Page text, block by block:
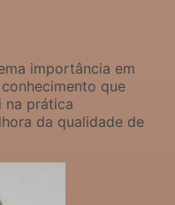
importância em
que
na prática
da qualidade de